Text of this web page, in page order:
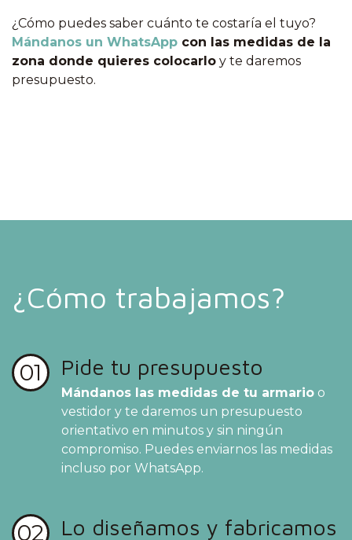
¿Cómo puedes saber cuánto te costaría el tuyo?
Mándanos un WhatsApp con las medidas de la
zona donde quieres colocarlo y te daremos
presupuesto.
¿Cómo trabajamos?
01 Pide tu presupuesto
Mándanos las medidas de tu armario o
vestidor y te daremos un presupuesto
orientativo en minutos y sin ningún
compromiso. Puedes enviarnos las medidas
incluso por WhatsApp.
02 Lo diseñamos y fabricamos